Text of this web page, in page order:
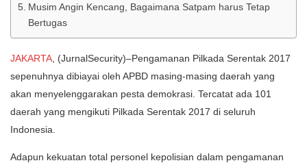
Musim Angin Kencang, Bagaimana Satpam harus Tetap
Bertugas
JAKARTA , (JurnalSecurity)–Pengamanan Pilkada Serentak 2017
sepenuhnya dibiayai oleh APBD ma­sing-masing daerah yang
akan menyelenggarakan pes­ta demokrasi. Terca­tat ada 101
daerah yang me­ngi­kuti Pilkada Serentak 2017 di seluruh
Indonesia.
Adapun kekuatan total personel kepolisian dalam pengamanan